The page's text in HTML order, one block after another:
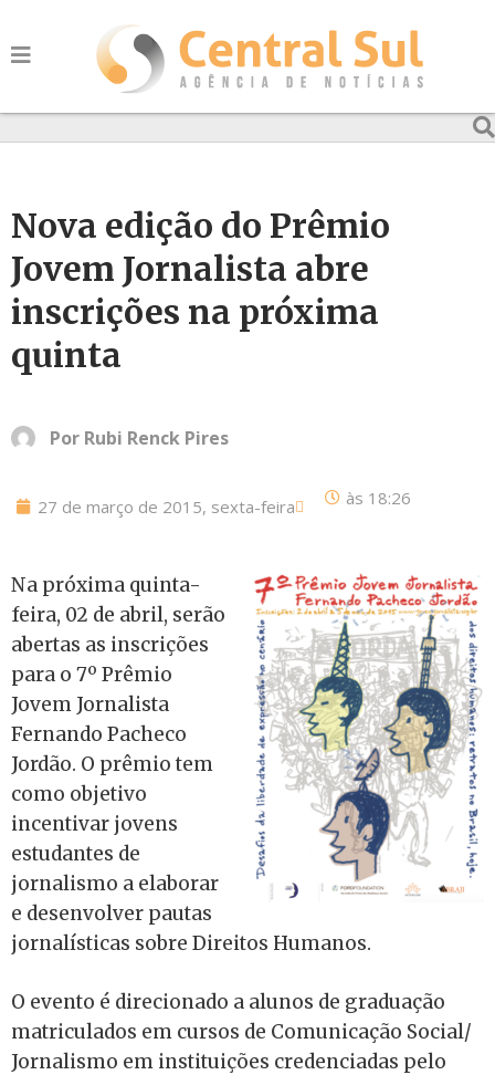
Nova edição do Prêmio
Jovem Jornalista abre
inscrições na próxima
quinta
Por Rubi Renck Pires
27 de março de 2015, sexta-feira às 18:26
Na próxima quinta-
feira, 02 de abril, serão
abertas as inscrições
para o 7º Prêmio
Jovem Jornalista
Fernando Pacheco
Jordão. O prêmio tem
como objetivo
incentivar jovens
estudantes de
jornalismo a elaborar
e desenvolver pautas
jornalísticas sobre Direitos Humanos.
O evento é direcionado a alunos de graduação
matriculados em cursos de Comunicação Social/
Jornalismo em instituições credenciadas pelo